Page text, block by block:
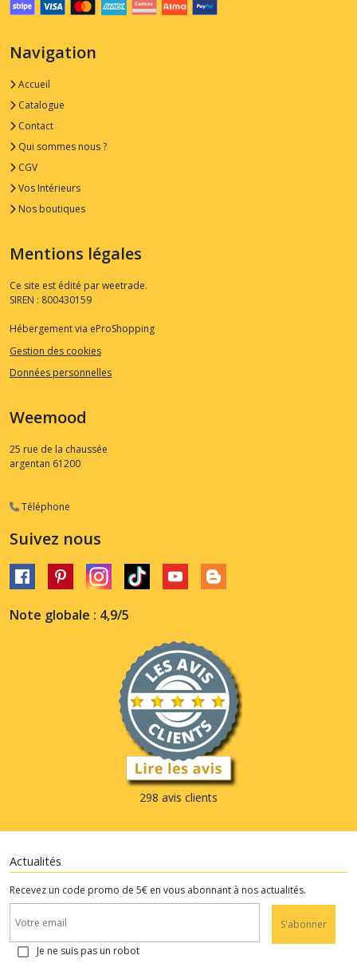
Navigation
Accueil
Catalogue
Contact
Qui sommes nous ?
CGV
Vos Intérieurs
Nos boutiques
Mentions légales
Ce site est édité par weetrade.
SIREN : 800430159
Hébergement via eProShopping
Gestion des cookies
Données personnelles
Weemood
25 rue de la chaussée
argentan 61200
Téléphone
Suivez nous
Note globale : 4,9/5
298 avis clients
Actualités
Recevez un code promo de 5€ en vous abonnant à nos actualités.
S'abonner
Je ne suis pas un robot